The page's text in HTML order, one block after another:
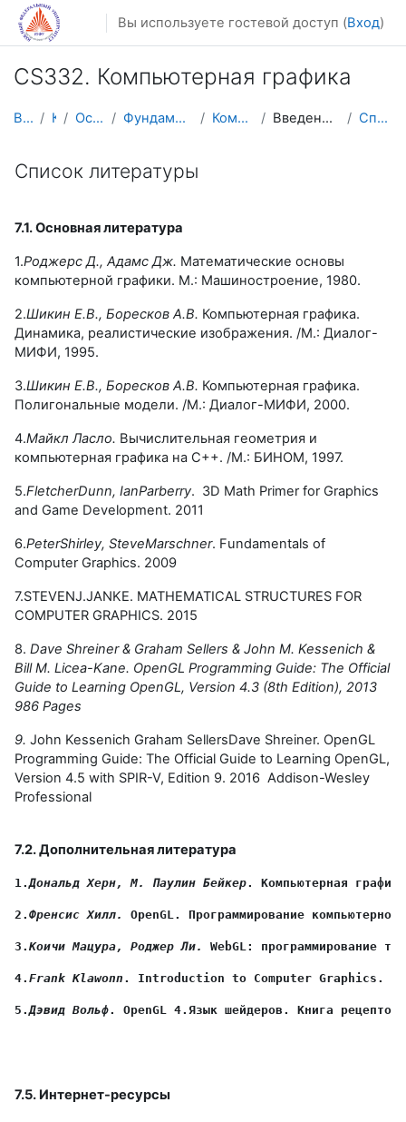
Перейти к основному содержанию
Вы используете гостевой доступ (Вход)
CS332. Компьютерная графика
В начало Курсы Осенний семестр Фундаментальная информатика и ИТ Компьютерная графика Введение в компьютерную графику Список литературы
Список литературы
7.1. Основная литература
1.Роджерс Д., Адамс Дж. Математические основы
компьютерной графики. М.: Машиностроение, 1980.
2.Шикин Е.В., Боресков А.В. Компьютерная графика.
Динамика, реалистические изображения. /М.: Диалог-
МИФИ, 1995.
3.Шикин Е.В., Боресков А.В. Компьютерная графика.
Полигональные модели. /М.: Диалог-МИФИ, 2000.
4.Майкл Ласло. Вычислительная геометрия и
компьютерная графика на С++. /М.: БИНОМ, 1997.
5.FletcherDunn, IanParberry. 3D Math Primer for Graphics
and Game Development. 2011
6.PeterShirley, SteveMarschner. Fundamentals of
Computer Graphics. 2009
7.STEVENJ.JANKE. MATHEMATICAL STRUCTURES FOR
COMPUTER GRAPHICS. 2015
8. Dave Shreiner & Graham Sellers & John M. Kessenich &
Bill M. Licea-Kane. OpenGL Programming Guide: The Official
Guide to Learning OpenGL, Version 4.3 (8th Edition), 2013
986 Pages
9. John Kessenich Graham SellersDave Shreiner. OpenGL
Programming Guide: The Official Guide to Learning OpenGL,
Version 4.5 with SPIR-V, Edition 9. 2016 Addison-Wesley
Professional
7.2. Дополнительная литература
1.Дональд Херн, М. Паулин Бейкер. Компьютерная
2. Френсис Хилл. OpenGL . Программирование
3. Коичи Мацура, Роджер Ли. WebGL : программирование
4. Frank Klawonn
5.Дэвид Вольф
7.5. Интернет-ресурсы